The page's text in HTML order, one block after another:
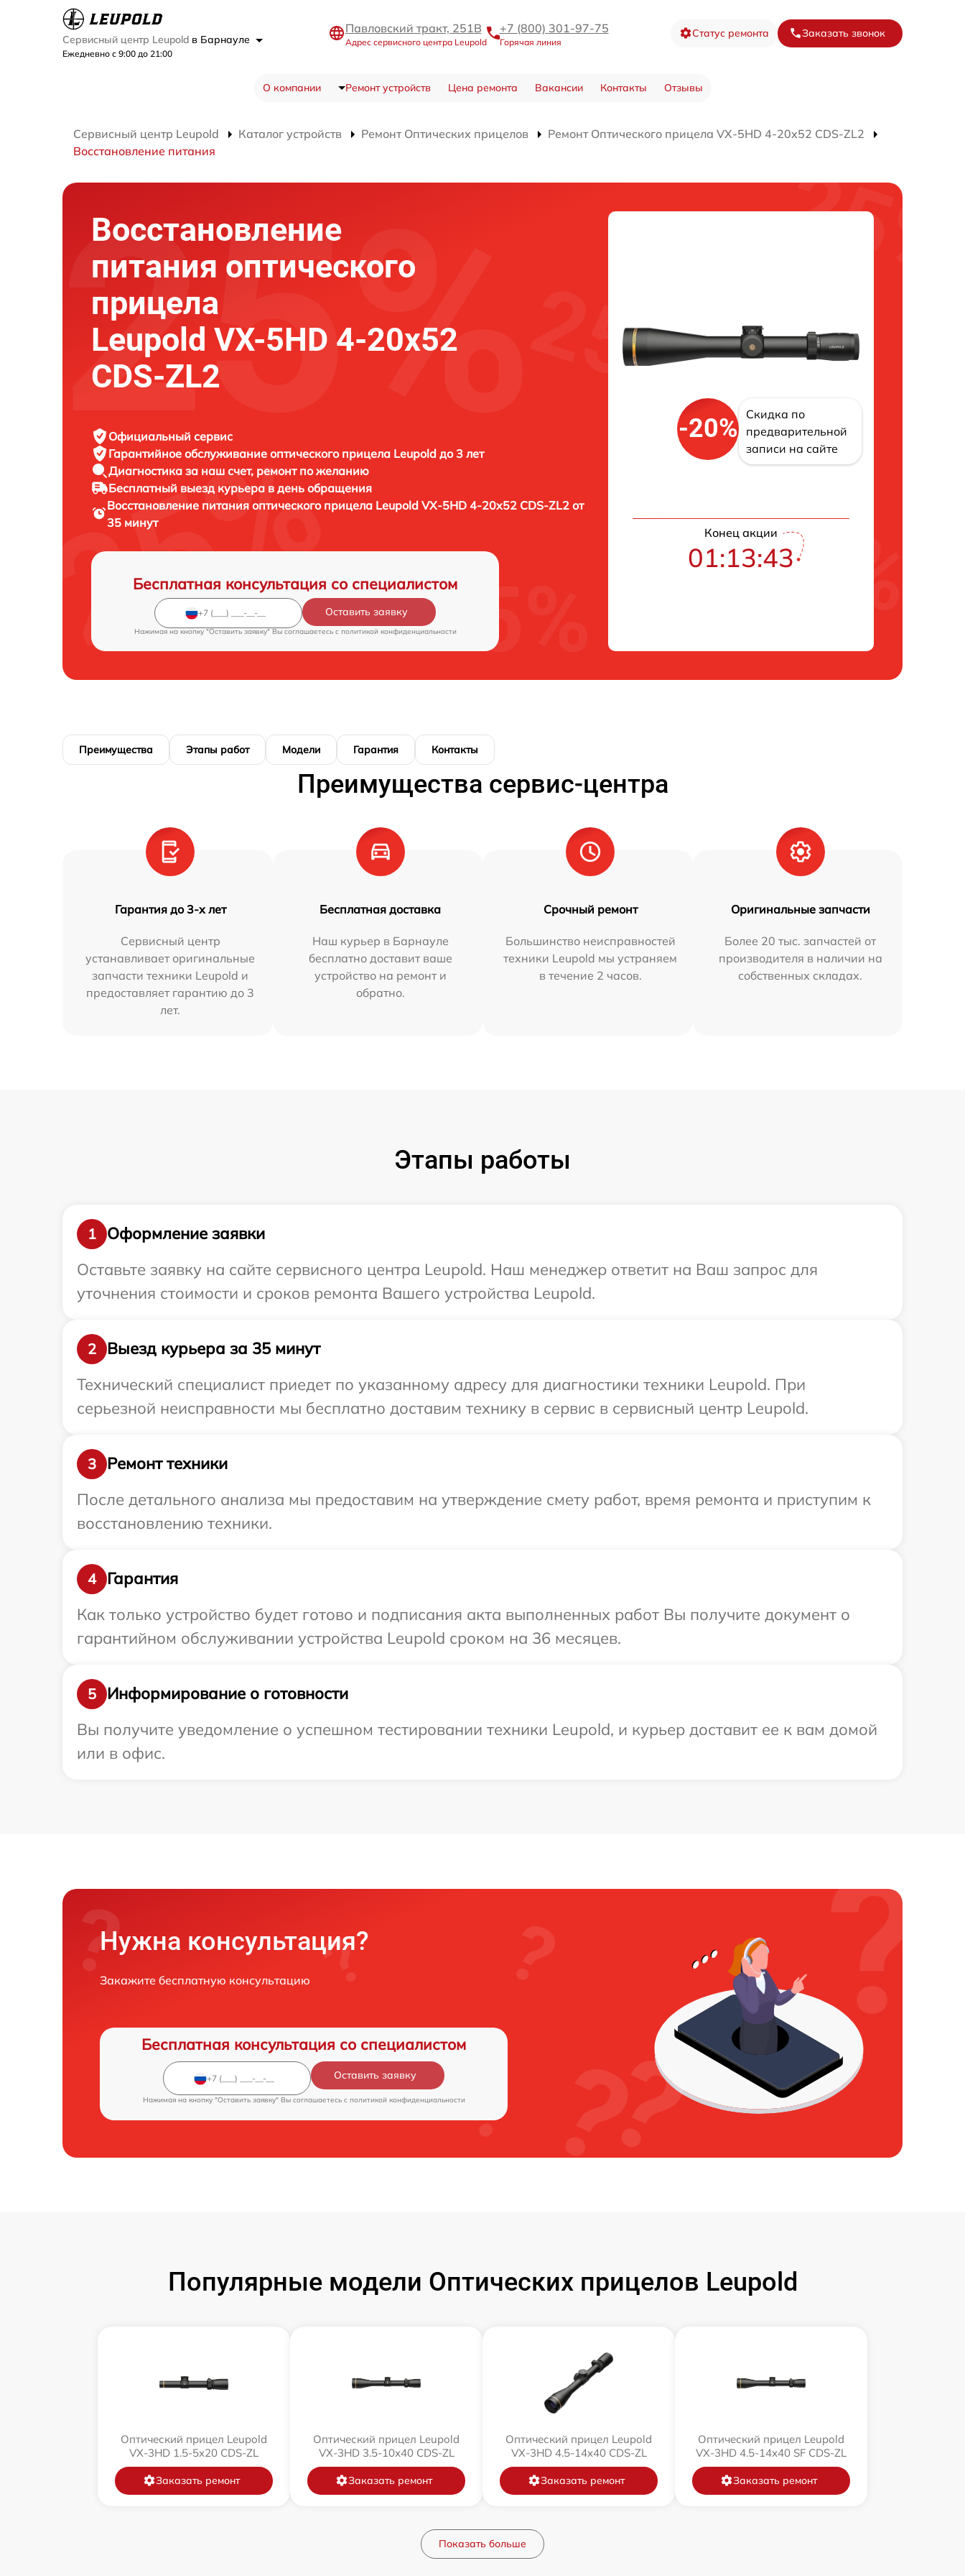
Сервисный центр Leupold в Барнауле
Ежедневно с 9:00 до 21:00
Павловский тракт, 251В
Адрес сервисного центра Leupold
+7 (800) 301-97-75
Горячая линия
Статус ремонта Заказать звонок
О компании Ремонт устройств Цена ремонта Вакансии Контакты Отзывы
Сервисный центр Leupold Каталог устройств Ремонт Оптических прицелов
Ремонт Оптического прицела VX-5HD 4-20x52 CDS-ZL2
Восстановление питания
Восстановление
питания оптического
прицела
Leupold VX-5HD 4-20x52
CDS-ZL2
Официальный сервис
Гарантийное обслуживание оптического прицела Leupold до 3 лет
Диагностика за наш счет, ремонт по желанию
Бесплатный выезд курьера в день обращения
Восстановление питания оптического прицела Leupold VX-5HD 4-20x52 CDS-ZL2 от
35 минут
Бесплатная консультация со специалистом
Оставить заявку
Нажимая на кнопку "Оставить заявку" Вы соглашаетесь c политикой конфиденциальности
-20%
Скидка по
предварительной
записи на сайте
Конец акции
01:13:42
Преимущества Этапы работ Модели Гарантия Контакты
Преимущества сервис-центра
Гарантия до 3-х лет
Сервисный центр
устанавливает оригинальные
запчасти техники Leupold и
предоставляет гарантию до 3
лет.
Бесплатная доставка
Наш курьер в Барнауле
бесплатно доставит ваше
устройство на ремонт и
обратно.
Срочный ремонт
Большинство неисправностей
техники Leupold мы устраняем
в течение 2 часов.
Оригинальные запчасти
Более 20 тыс. запчастей от
производителя в наличии на
собственных складах.
Этапы работы
1
Оформление заявки
Оставьте заявку на сайте сервисного центра Leupold. Наш менеджер ответит на Ваш запрос для
уточнения стоимости и сроков ремонта Вашего устройства Leupold.
2
Выезд курьера за 35 минут
Технический специалист приедет по указанному адресу для диагностики техники Leupold. При
серьезной неисправности мы бесплатно доставим технику в сервис в сервисный центр Leupold.
3
Ремонт техники
После детального анализа мы предоставим на утверждение смету работ, время ремонта и приступим к
восстановлению техники.
4
Гарантия
Как только устройство будет готово и подписания акта выполненных работ Вы получите документ о
гарантийном обслуживании устройства Leupold сроком на 36 месяцев.
5
Информирование о готовности
Вы получите уведомление о успешном тестировании техники Leupold, и курьер доставит ее к вам домой
или в офис.
Нужна консультация?
Закажите бесплатную консультацию
Бесплатная консультация со специалистом
Оставить заявку
Нажимая на кнопку "Оставить заявку" Вы соглашаетесь c политикой конфиденциальности
Популярные модели Оптических прицелов Leupold
Оптический прицел Leupold
VX-3HD 1.5-5x20 CDS-ZL
Заказать ремонт
Оптический прицел Leupold
VX-3HD 3.5-10x40 CDS-ZL
Заказать ремонт
Оптический прицел Leupold
VX-3HD 4.5-14x40 CDS-ZL
Заказать ремонт
Оптический прицел Leupold
VX-3HD 4.5-14x40 SF CDS-ZL
Заказать ремонт
Показать больше